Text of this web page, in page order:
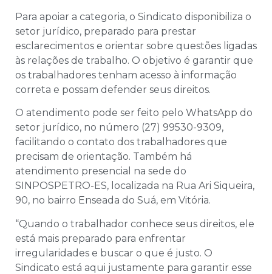
Para apoiar a categoria, o Sindicato disponibiliza o
setor jurídico, preparado para prestar
esclarecimentos e orientar sobre questões ligadas
às relações de trabalho. O objetivo é garantir que
os trabalhadores tenham acesso à informação
correta e possam defender seus direitos.
O atendimento pode ser feito pelo WhatsApp do
setor jurídico, no número (27) 99530-9309,
facilitando o contato dos trabalhadores que
precisam de orientação. Também há
atendimento presencial na sede do
SINPOSPETRO-ES, localizada na Rua Ari Siqueira,
90, no bairro Enseada do Suá, em Vitória.
“Quando o trabalhador conhece seus direitos, ele
está mais preparado para enfrentar
irregularidades e buscar o que é justo. O
Sindicato está aqui justamente para garantir esse